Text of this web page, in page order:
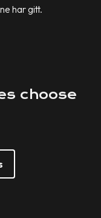
har gitt.
choose